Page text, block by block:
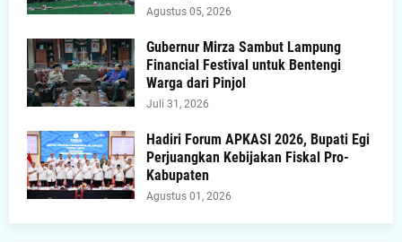
Agustus 05, 2026
Gubernur Mirza Sambut Lampung
Financial Festival untuk Bentengi
Warga dari Pinjol
Juli 31, 2026
Hadiri Forum APKASI 2026, Bupati Egi
Perjuangkan Kebijakan Fiskal Pro-
Kabupaten
Agustus 01, 2026